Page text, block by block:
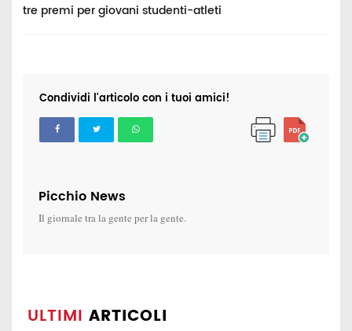
tre premi per giovani studenti-atleti
Condividi l'articolo con i tuoi amici!
Picchio News
Il giornale tra la gente per la gente.
ULTIMI ARTICOLI